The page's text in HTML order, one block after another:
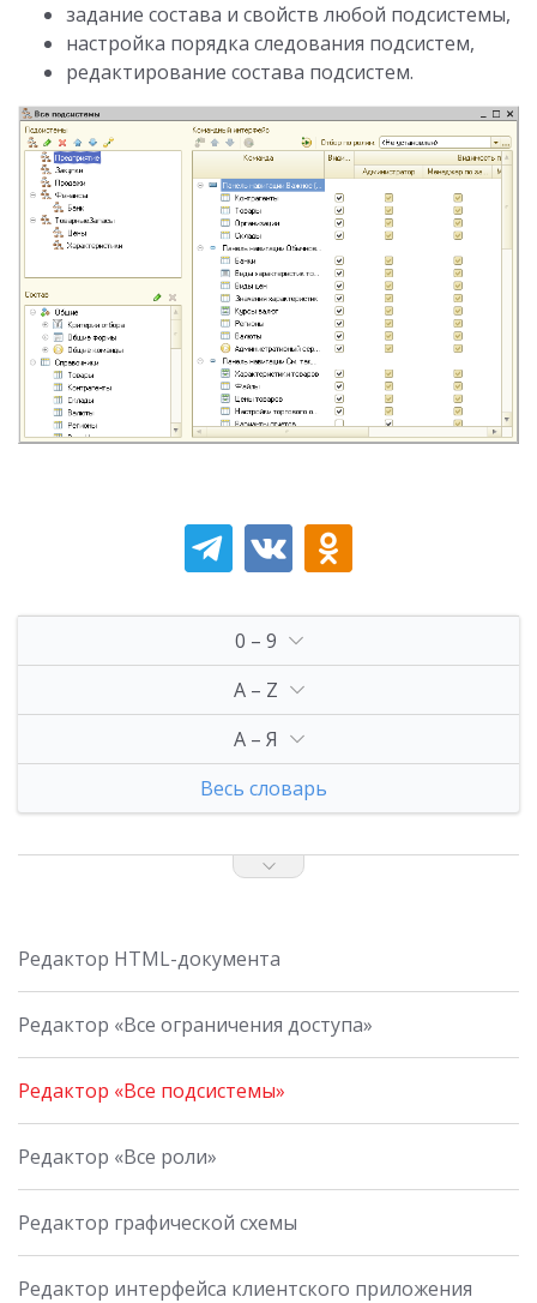
задание состава и свойств любой подсистемы,
настройка порядка следования подсистем,
редактирование состава подсистем.
0 – 9
A – Z
А – Я
Весь словарь
Редактор HTML-документа
Редактор «Все ограничения доступа»
Редактор «Все подсистемы»
Редактор «Все роли»
Редактор графической схемы
Редактор интерфейса клиентского приложения